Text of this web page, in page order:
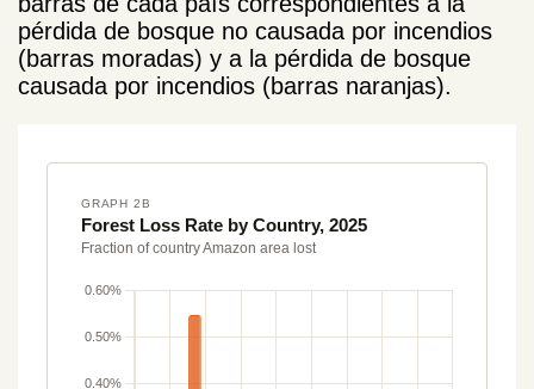
pérdida de bosque no causada por incendios
(barras moradas) y a la pérdida de bosque
causada por incendios (barras naranjas).